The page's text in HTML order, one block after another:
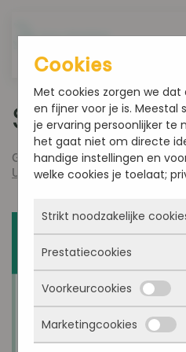
Geschreven dooradminopjuli
Uncategorized.
Cookies
Met cookies zorgen we
en fijner voor je is. Meestal
je ervaring persoonlijker te
het gaat niet om directe
handige instellingen en
welke cookies je toelaat;
Strikt noodzakelijke
Deze cookies zorgen
überhaupt werkt. Ze
kunnen niet worden
ze alleen geplaatst als jij
inloggen, een formulier
privacyvoorkeuren
Prestatiecookies
Met deze cookies zien
bezocht wordt, waar
komen en welke pagina’s
kunnen we de website
Voorkeurcookies
Deze cookies onthouden
Bijvoorbeeld taalkeuze
Marketingcookies